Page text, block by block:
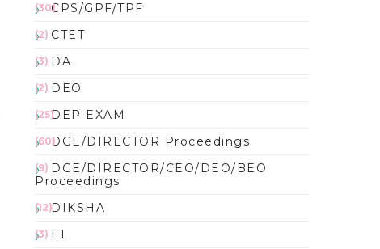
CPS/GPF/TPF
(30)
CTET
(2)
DA
(3)
DEO
(2)
DEP EXAM
(25)
DGE/DIRECTOR Proceedings
(60)
DGE/DIRECTOR/CEO/DEO/BEO
Proceedings
(9)
DIKSHA
(12)
EL
(3)